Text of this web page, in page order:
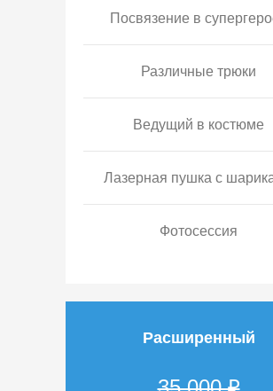
Посвязение в
Различные трюки
Ведущий в костюме
Лазерная пушка с
Фотосессия
Расширенный